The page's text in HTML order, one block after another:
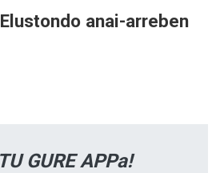
anai-arreben
GURE APPa!